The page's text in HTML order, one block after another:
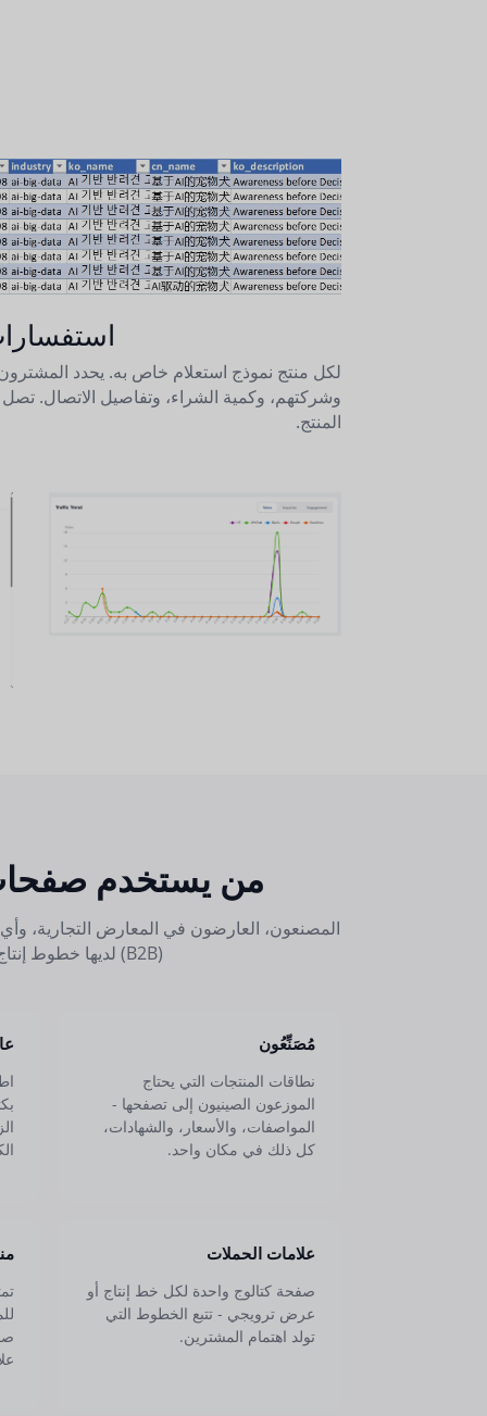
لكل منتج نموذج استعلام خاص به. يحدد المشترون
وشركتهم، وكمية الشراء، وتفاصيل الاتصال.
المنتج.
من يستخدم
المصنعون، العارضون في المعارض التجارية،
(B2B) لديها خطوط إنتاج لعرضها.
مُصَنِّعُون
نطاقات المنتجات التي يحتاج
الموزعون الصينيون إلى تصفحها -
المواصفات، والأسعار، والشهادات،
كل ذلك في مكان واحد.
علامات الحملات
صفحة كتالوج واحدة لكل خط إنتاج أو
عرض ترويجي - تتبع الخطوط التي
تولد اهتمام المشترين.